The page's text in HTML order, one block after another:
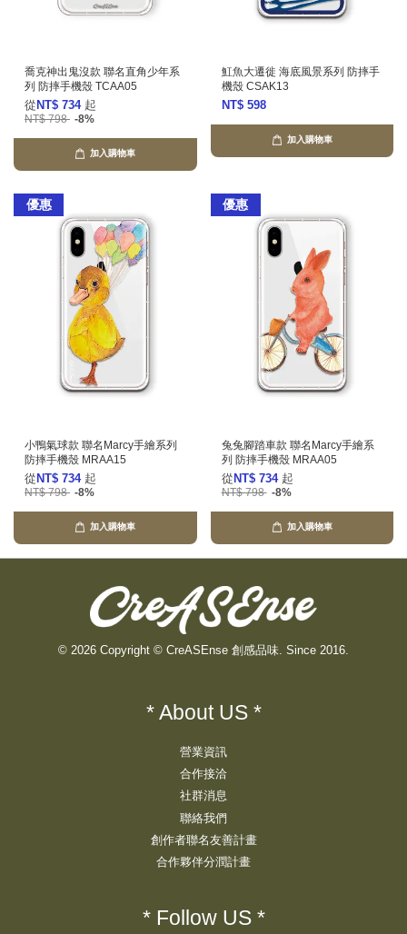
喬克神出鬼沒款 聯名直角少年系
列 防摔手機殼 TCAA05
從 NT$ 734 起
NT$ 798 -8%
加入購物車
魟魚大遷徙 海底風景系列 防摔手
機殼 CSAK13
NT$ 598
加入購物車
優惠
小鴨氣球款 聯名Marcy手繪系列
防摔手機殼 MRAA15
從 NT$ 734 起
NT$ 798 -8%
加入購物車
優惠
兔兔腳踏車款 聯名Marcy手繪系
列 防摔手機殼 MRAA05
從 NT$ 734 起
NT$ 798 -8%
加入購物車
© 2026 Copyright © CreASEnse 創感品味. Since 2016.
* About US *
營業資訊
合作接洽
社群消息
聯絡我們
創作者聯名友善計畫
合作夥伴分潤計畫
* Follow US *